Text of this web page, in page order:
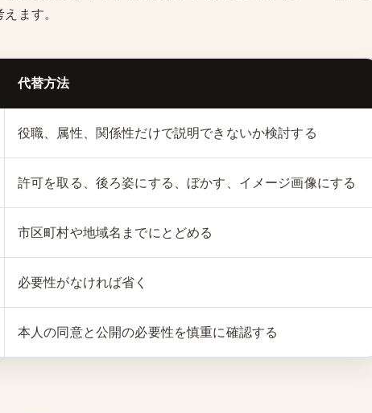
ます。
代替方法
役職、属性、関係性だけで説明できないか検討する
許可を取る、後ろ姿にする、ぼかす、イメージ画像にする
市区町村や地域名までにとどめる
必要性がなければ省く
本人の同意と公開の必要性を慎重に確認する